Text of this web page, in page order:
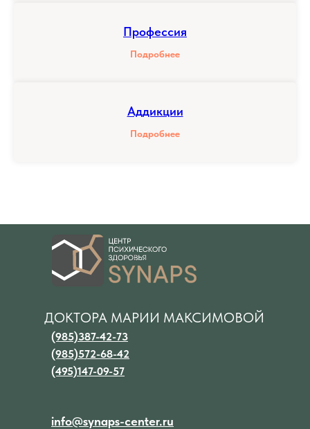
Профессия
Подробнее
Аддикции
Подробнее
(985)387-42-73
(985)572-68-42
info@synaps-center.ru
ДОКТОРА МАРИИ МАКСИМОВОЙ
(495)147-09-57